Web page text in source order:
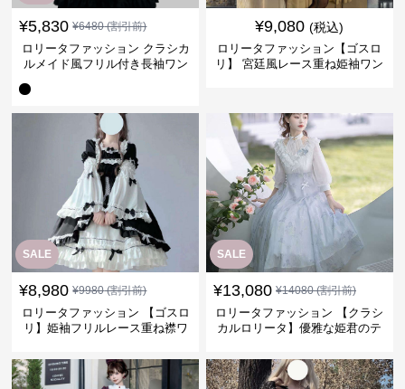
¥5,830 ¥6480(割引前)
ロリータファッション クラシカ
ルメイド風フリル付き長袖ワン
¥9,080 (税込)
ロリータファッション【ゴスロ
リ】 宮廷風レース重ね姫袖ワン
SALE
¥8,980 ¥9980(割引前)
ロリータファッション 【ゴスロ
リ】姫袖フリルレース重ね襟ワ
SALE
¥13,080 ¥14080(割引前)
ロリータファッション 【クラシ
カルロリータ】優雅な姫君のテ